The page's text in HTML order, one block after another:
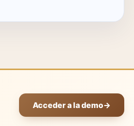
Acceder a la demo→